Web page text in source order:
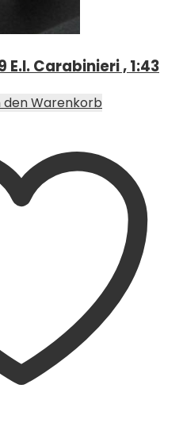
E.I. Carabinieri , 1:43
10.00.
den Warenkorb